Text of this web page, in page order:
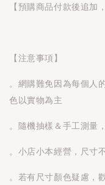
【預購商品付款後追加
【注意事項】
。網購難免因為每個人
色以實物為主
。隨機抽樣＆手工測量
。小店小本經營，尺寸
。若有尺寸顏色疑慮，